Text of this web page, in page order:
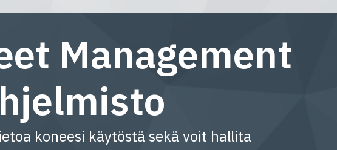
Management
koneesi käytöstä sekä voit hallita